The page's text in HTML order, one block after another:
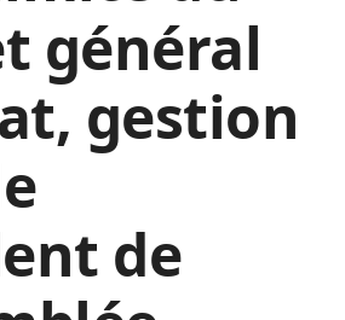
général
gestion
de